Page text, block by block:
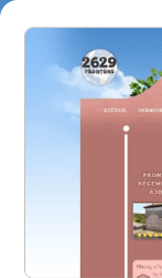
4784
frontones